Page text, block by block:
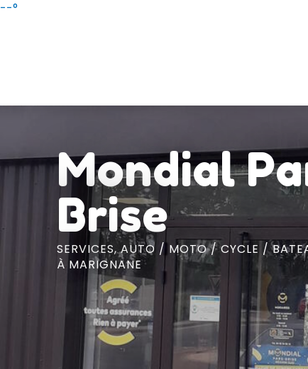
Aller
--°
Mondial
Brise
SERVICES,AUTO / MOTO / CYCLE /
À MARIGNANE